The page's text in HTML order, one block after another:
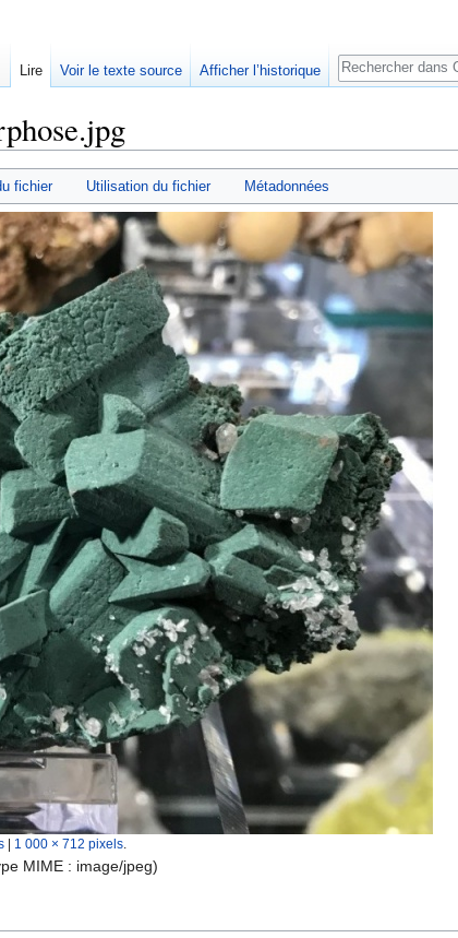
fichier Utilisation du fichier Métadonnées
1 000 × 712 pixels
MIME : image/jpeg)
Lire Voir le texte source Afficher l’historique
Rechercher